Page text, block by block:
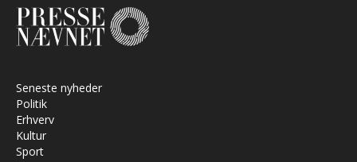
Seneste nyheder
Politik
Erhverv
Kultur
Sport